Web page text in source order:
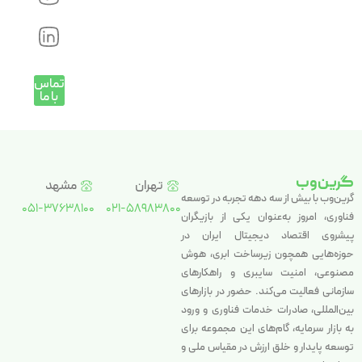
تماس
با ما
گرین‌وب
گرین‌وب با بیش از سه دهه تجربه در توسعه
فناوری، امروز به‌عنوان یکی از بازیگران
پیشروی اقتصاد دیجیتال ایران در
حوزه‌هایی همچون زیرساخت ابری، هوش
مصنوعی، امنیت سایبری و راهکارهای
سازمانی فعالیت می‌کند. حضور در بازارهای
بین‌المللی، صادرات خدمات فناوری و ورود
به بازار سرمایه، گام‌های این مجموعه برای
توسعه پایدار و خلق ارزش در مقیاس ملی و
مشهد
051-37638100
تهران
021-58983800